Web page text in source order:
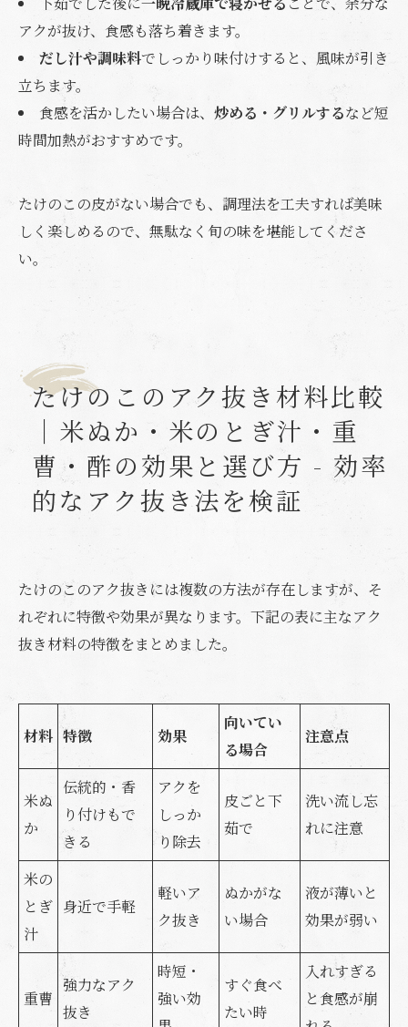
アクが抜け、食感も落ち着きます。
だし汁や調味料でしっかり味付けすると、風味が引き
立ちます。
食感を活かしたい場合は、 炒める・グリルするなど短
時間加熱がおすすめです。
たけのこの皮がない場合でも、調理法を工夫すれば美味
しく楽しめるので、無駄なく旬の味を堪能してくださ
い。
たけのこのアク抜き材料比較
｜米ぬか・米のとぎ汁・重
曹・酢の効果と選び方 - 効率
的なアク抜き法を検証
たけのこのアク抜きには複数の方法が存在しますが、そ
れぞれに特徴や効果が異なります。下記の表に主なアク
抜き材料の特徴をまとめました。
材料 特徴 効果
向いてい
る場合
注意点
米ぬ
か
伝統的・香
り付けもで
きる
アクを
しっか
り除去
皮ごと下
茹で
洗い流し忘
れに注意
米の
とぎ
汁
身近で手軽
軽いア
ク抜き
ぬかがな
い場合
液が薄いと
効果が弱い
重曹
強力なアク
抜き
時短・
強い効
すぐ食べ
たい時
入れすぎる
と食感が崩